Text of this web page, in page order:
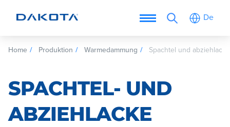
De
Home Produktion Warmedammung Spachtel und abziehlacke
SPACHTEL- UND
ABZIEHLACKE